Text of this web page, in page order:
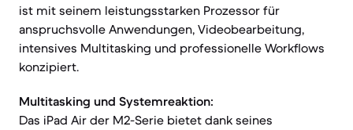
ist mit seinem leistungsstarken Prozessor für
anspruchsvolle Anwendungen, Videobearbeitung,
intensives Multitasking und professionelle Workflows
konzipiert.
Multitasking und Systemreaktion:
Das iPad Air der M2-Serie bietet dank seines